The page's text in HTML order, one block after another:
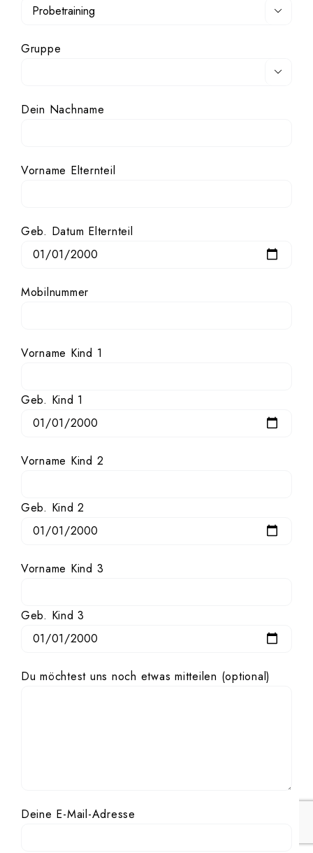

Gruppe

Dein Nachname
Vorname Elternteil
Geb. Datum Elternteil
Mobilnummer
Vorname Kind 1
Geb. Kind 1
Vorname Kind 2
Geb. Kind 2
Vorname Kind 3
Geb. Kind 3
Du möchtest uns noch etwas mitteilen (optional)
Deine E-Mail-Adresse